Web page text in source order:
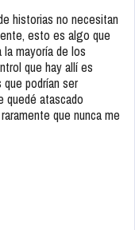
historias no necesitan
esto es algo que
mayoría de los
que hay allí es
podrían ser
quedé atascado
que nunca me